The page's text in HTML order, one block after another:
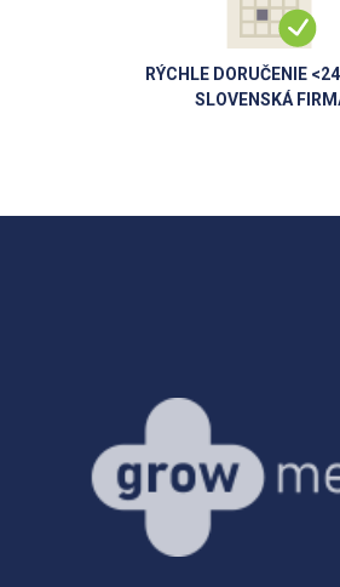
RÝCHLE DORUČENIE
SLOVENSKÁ